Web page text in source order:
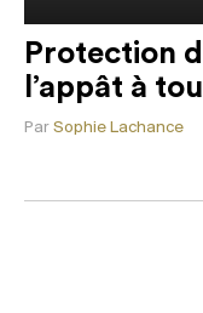
Protection
l’appât à
Par Sophie Lachance